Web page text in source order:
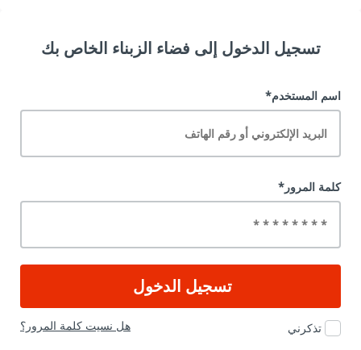
تسجيل الدخول إلى فضاء الزبناء الخاص بك
اسم المستخدم*
كلمة المرور*
تذكرني هل نسيت كلمة المرور؟